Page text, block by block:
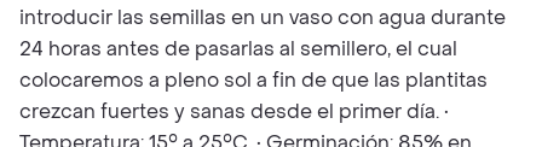
introducir las semillas en un vaso con agua durante
24 horas antes de pasarlas al semillero, el cual
colocaremos a pleno sol a fin de que las plantitas
crezcan fuertes y sanas desde el primer día. •